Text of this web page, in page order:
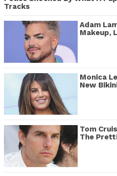
Tracks
Adam
Makeup,
Monica
New
Tom
The